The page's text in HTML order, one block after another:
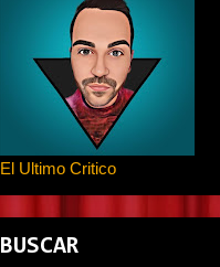
El Ultimo Critico
BUSCAR